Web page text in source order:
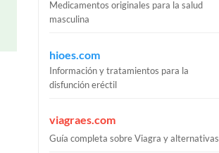
Medicamentos originales para la salud
masculina
hioes.com
Información y tratamientos para la
disfunción eréctil
viagraes.com
Guía completa sobre Viagra y alternativas